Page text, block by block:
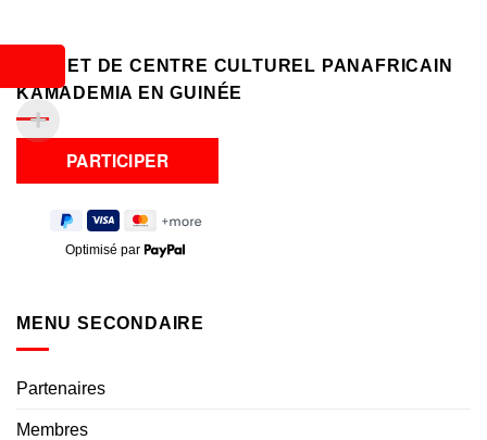
PROJET DE CENTRE CULTUREL PANAFRICAIN
KAMADEMIA EN GUINÉE
Optimisé par
MENU SECONDAIRE
Partenaires
Membres